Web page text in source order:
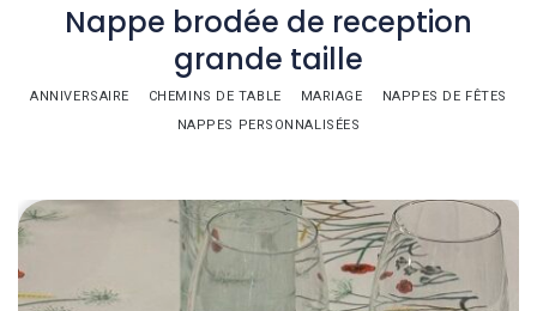
Nappe brodée de reception
grande taille
ANNIVERSAIRE CHEMINS DE TABLE MARIAGE
NAPPES DE FÊTES
NAPPES PERSONNALISÉES